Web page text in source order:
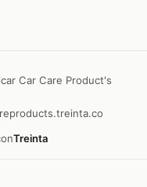
Car Care Product's
Treinta